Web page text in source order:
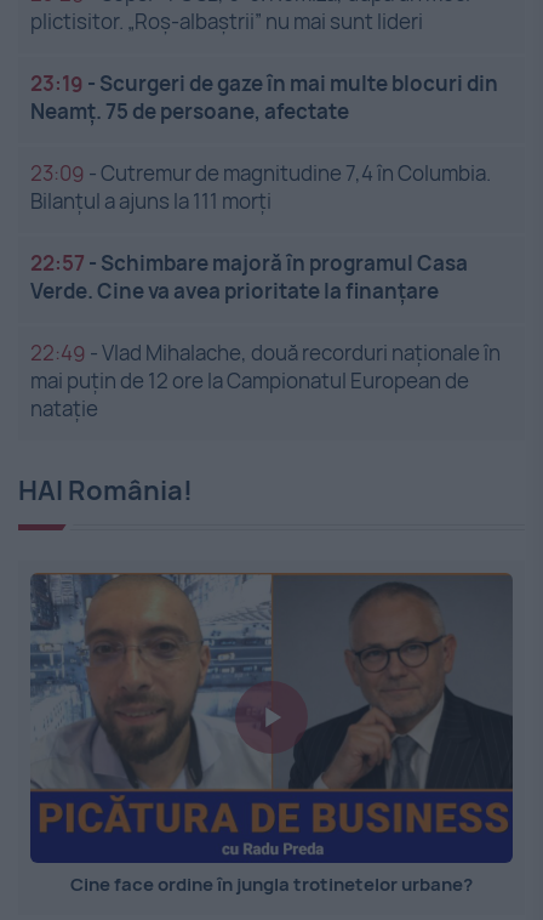
plictisitor. „Roș-albaștrii” nu mai sunt lideri
23:19 - Scurgeri de gaze în mai multe blocuri din
Neamț. 75 de persoane, afectate
23:09 -Cutremur de magnitudine 7,4 în Columbia.
Bilanțul a ajuns la 111 morți
22:57 - Schimbare majoră în programul Casa
Verde. Cine va avea prioritate la finanțare
22:49 -Vlad Mihalache, două recorduri naționale în
mai puțin de 12 ore la Campionatul European de
nataţie
HAI România!
Cine face ordine în jungla trotinetelor urbane?